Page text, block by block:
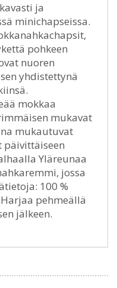
ja
minichapseissa.
pohkeen
nuoren
yhdistettynä
mokkaa
mukavat
mukautuvat
Yläreunaa
jossa
100 %
pehmeällä
jälkeen.